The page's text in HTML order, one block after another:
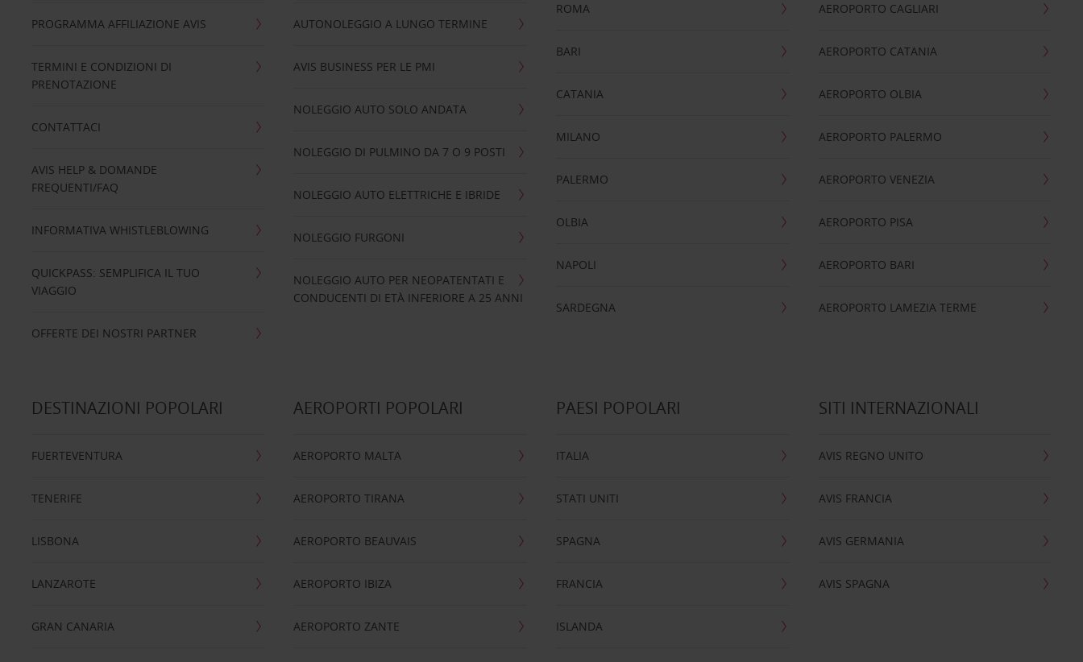
PROGRAMMA AFFILIAZIONE AVIS
TERMINI E CONDIZIONI DI
PRENOTAZIONE
CONTATTACI
AVIS HELP & DOMANDE
FREQUENTI/FAQ
INFORMATIVA WHISTLEBLOWING
QUICKPASS: SEMPLIFICA IL TUO
VIAGGIO
OFFERTE DEI NOSTRI PARTNER
AUTONOLEGGIO A LUNGO TERMINE
AVIS BUSINESS PER LE PMI
NOLEGGIO AUTO SOLO ANDATA
NOLEGGIO DI PULMINO DA 7 O 9 POSTI
NOLEGGIO AUTO ELETTRICHE E IBRIDE
NOLEGGIO FURGONI
NOLEGGIO AUTO PER NEOPATENTATI E
CONDUCENTI DI ETÀ INFERIORE A 25 ANNI
ROMA
BARI
CATANIA
MILANO
PALERMO
OLBIA
NAPOLI
SARDEGNA
AEROPORTO CAGLIARI
AEROPORTO CATANIA
AEROPORTO OLBIA
AEROPORTO PALERMO
AEROPORTO VENEZIA
AEROPORTO PISA
AEROPORTO BARI
AEROPORTO LAMEZIA TERME
DESTINAZIONI POPOLARI
FUERTEVENTURA
TENERIFE
LISBONA
LANZAROTE
GRAN CANARIA
AEROPORTI POPOLARI
AEROPORTO MALTA
AEROPORTO TIRANA
AEROPORTO BEAUVAIS
AEROPORTO IBIZA
AEROPORTO ZANTE
PAESI POPOLARI
ITALIA
STATI UNITI
SPAGNA
FRANCIA
ISLANDA
SITI INTERNAZIONALI
AVIS REGNO UNITO
AVIS FRANCIA
AVIS GERMANIA
AVIS SPAGNA